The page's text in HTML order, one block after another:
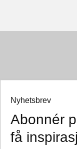
Nyhetsbrev
Abonnér
få